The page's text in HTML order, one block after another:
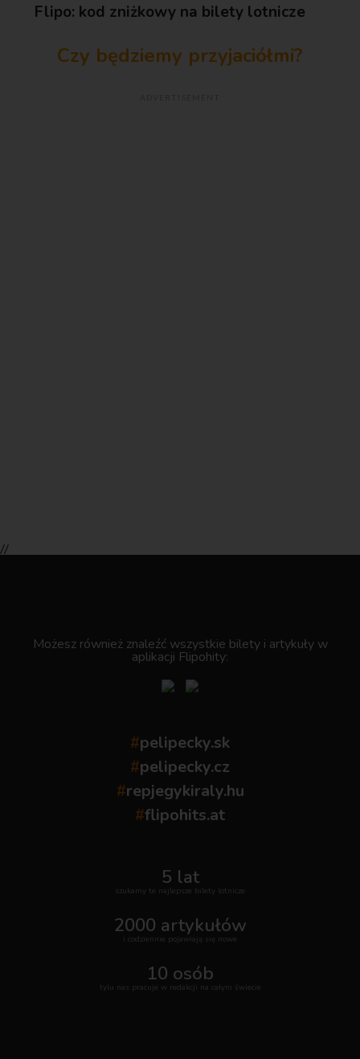
Flipo: kod zniżkowy na bilety lotnicze
Czy będziemy przyjaciółmi?
//
Możesz również znaleźć wszystkie bilety i artykuły w
aplikacji Flipohity:
#pelipecky.sk
#pelipecky.cz
#repjegykiraly.hu
#flipohits.at
5 lat
szukamy te najlepsze bilety lotnicze
2000 artykułów
i codziennie pojawiają się nowe
10 osób
tylu nas pracuje w redakcji na całym świecie